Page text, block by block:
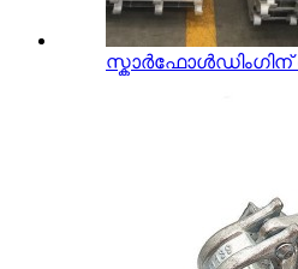
സ്കാർഫോൾഡിംഗിന്